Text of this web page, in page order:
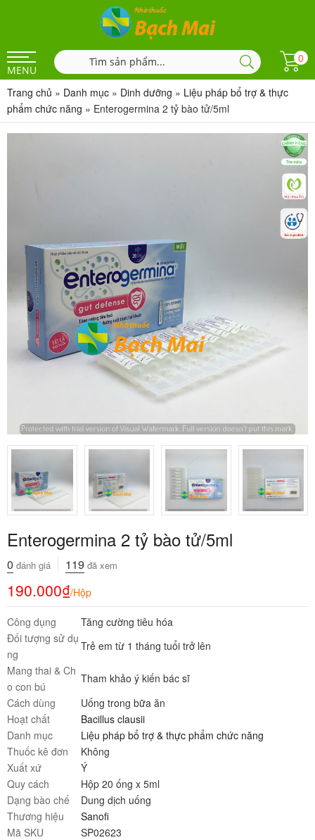
MENU
0
Trang chủ » Danh mục » Dinh dưỡng » Liệu pháp bổ trợ & thực
phẩm chức năng » Enterogermina 2 tỷ bào tử/5ml
Enterogermina 2 tỷ bào tử/5ml
0 đánh giá 119 đã xem
190.000₫/Hộp
Công dụng
Tăng cường tiêu hóa
Đối tượng sử dụ
ng
Trẻ em từ 1 tháng tuổi trở lên
Mang thai & Ch
o con bú
Tham khảo ý kiến bác sĩ
Cách dùng
Uống trong bữa ăn
Hoạt chất
Bacillus clausii
Danh mục
Liệu pháp bổ trợ & thực phẩm chức năng
Thuốc kê đơn
Không
Xuất xứ
Ý
Quy cách
Hộp 20 ống x 5ml
Dạng bào chế
Dung dịch uống
Thương hiệu
Sanofi
Mã SKU
SP02623